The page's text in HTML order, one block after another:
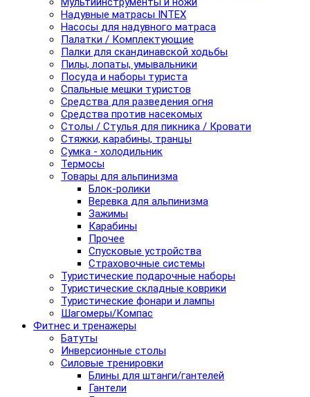
Надувные матрасы INTEX
Насосы для надувного матраса
Палатки / Комплектующие
Палки для скандинавской ходьбы
Пилы, лопаты, умывальники
Посуда и наборы туриста
Спальные мешки туристов
Средства для разведения огня
Средства против насекомых
Столы / Стулья для пикника / Кровати
Стяжки, карабины, транцы
Сумка - холодильник
Термосы
Товары для альпинизма
Блок-ролики
Веревка для альпинизма
Зажимы
Карабины
Прочее
Спусковые устройства
Страховочные системы
Туристические подарочные наборы
Туристические складные коврики
Туристические фонари и лампы
Шагомеры/Компас
Фитнес и тренажеры
Батуты
Инверсионные столы
Силовые тренировки
Блины для штанги/гантелей
Гантели